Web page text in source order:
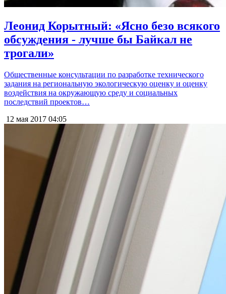
Леонид Корытный: «Ясно безо всякого
обсуждения - лучше бы Байкал не
трогали»
Общественные консультации по разработке технического
задания на региональную экологическую оценку и оценку
воздействия на окружающую среду и социальных
последствий проектов…
12 мая 2017 04:05